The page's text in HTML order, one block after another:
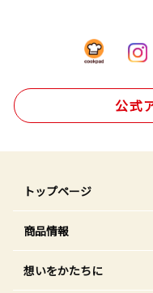
公式
トップページ
商品情報
想いをかたちに